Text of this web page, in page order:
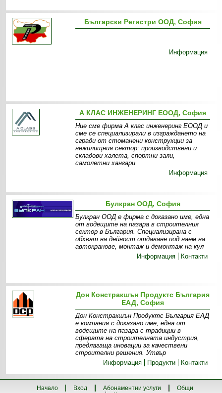
Български Регистри ООД, София
Информация
А КЛАС ИНЖЕНЕРИНГ ЕООД, София
Ние сме фирма А клас инженеринг ЕООД и
сме се специализирали в изграждането на
сгради от стоманени конструкции за
нежилищния сектор: производствени и
складови халета, спортни зали,
самолетни хангари
Информация
Булкран ООД, София
Булкран ООД е фирма с доказано име, една
от водещите на пазара в строителния
сектор в България. Специализирана с
обхват на дейност отдаване под наем на
автокранове, монтаж и демонтаж на кул
Информация
Контакти
Дон Констракшън Продуктс България
ЕАД, София
Дон Констракшън Продуктс България ЕАД
е компания с доказано име, една от
водещите на пазара с традиции в
сферата на строителната индустрия,
предлагаща иновации за качествени
строителни решения. Утвър
Информация
Продукти Контакти
Начало Вход Абонаментни услуги
Общи